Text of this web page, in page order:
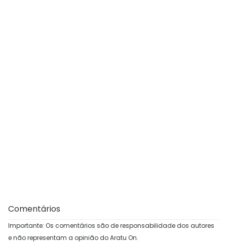
Comentários
Importante: Os comentários são de responsabilidade dos autores
e não representam a opinião do Aratu On.